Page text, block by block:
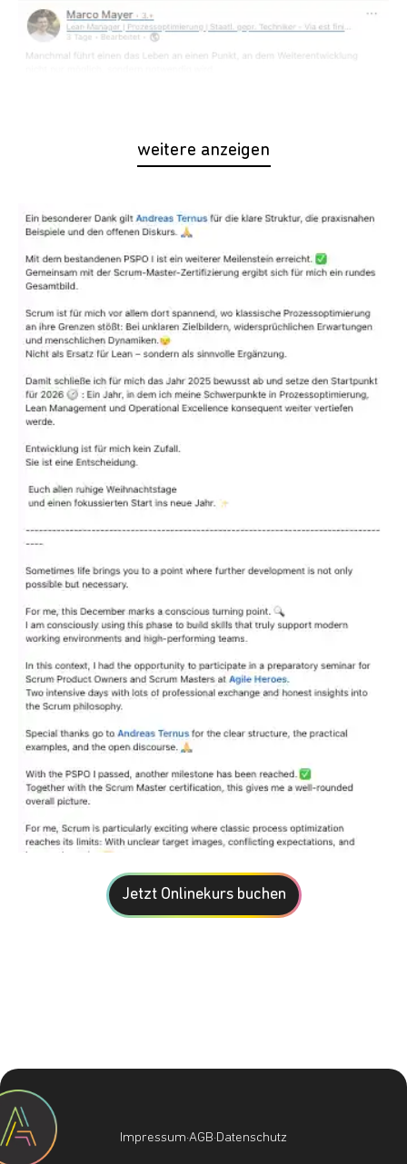
weitere anzeigen
Jetzt Onlinekurs buchen
Impressum·AGB·Datenschutz